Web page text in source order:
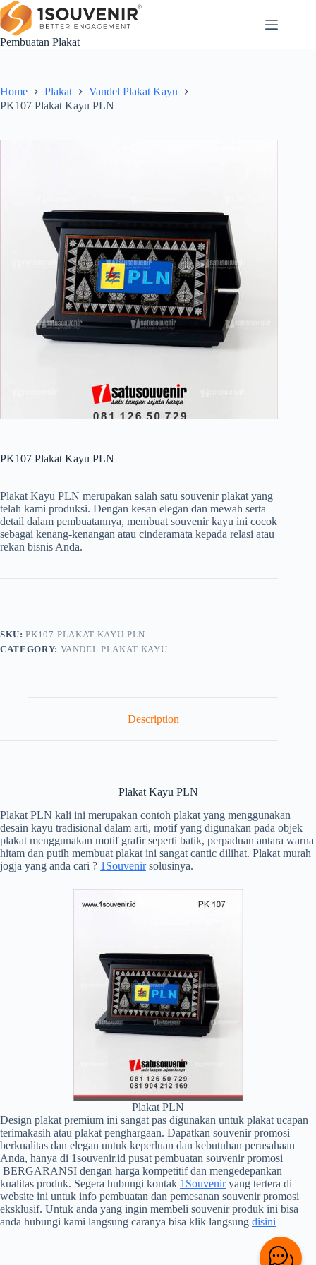
Skip
to
content
Pembuatan Plakat
Home Plakat
Vandel Plakat Kayu
PK107 Plakat Kayu PLN
PK107 Plakat Kayu PLN
Plakat Kayu PLN merupakan salah satu souvenir plakat yang
telah kami produksi. Dengan kesan elegan dan mewah serta
detail dalam pembuatannya, membuat souvenir kayu ini cocok
sebagai kenang-kenangan atau cinderamata kepada relasi atau
rekan bisnis Anda.
SKU:PK107-PLAKAT-KAYU-PLN
CATEGORY: VANDEL PLAKAT KAYU
Description
Plakat Kayu PLN
Plakat PLN kali ini merupakan contoh plakat yang menggunakan
desain kayu tradisional dalam arti, motif yang digunakan pada objek
plakat menggunakan motif grafir seperti batik, perpaduan antara warna
hitam dan putih membuat plakat ini sangat cantic dilihat. Plakat murah
jogja yang anda cari ? 1Souvenirsolusinya.
Plakat PLN
Design plakat premium ini sangat pas digunakan untuk plakat ucapan
terimakasih atau plakat penghargaan. Dapatkan souvenir promosi
berkualitas dan elegan untuk keperluan dan kebutuhan perusahaan
Anda, hanya di 1souvenir.id pusat pembuatan souvenir promosi
BERGARANSI dengan harga kompetitif dan mengedepankan
kualitas produk. Segera hubungi kontak 1Souveniryang tertera di
website ini untuk info pembuatan dan pemesanan souvenir promosi
eksklusif. Untuk anda yang ingin membeli souvenir produk ini bisa
anda hubungi kami langsung caranya bisa klik langsung disini